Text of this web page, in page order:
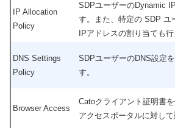
IP Allocation
Policy
SDPユーザーのDynamic
す。また、特定の SDP ユ
IPアドレスの割り当ても行
DNS Settings
Policy
SDPユーザーのDNS設定
す。
Browser Access
Catoクライアント証明書
アクセスポータルに対して